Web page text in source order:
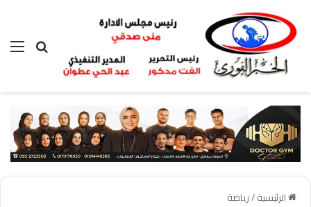
بحث عن
الرئيسية/رياضة